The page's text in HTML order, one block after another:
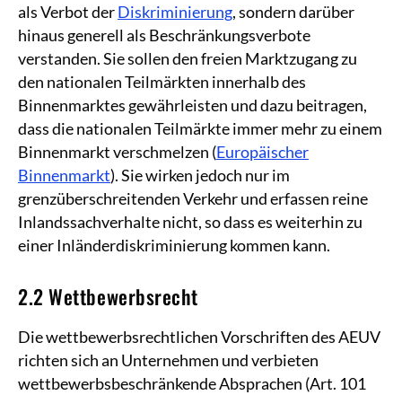
als Verbot derDiskriminierung, sondern darüber
hinaus generell als Beschränkungsverbote
verstanden. Sie sollen den freien Marktzugang zu
den nationalen Teilmärkten innerhalb des
Binnenmarktes gewährleisten und dazu beitragen,
dass die nationalen Teilmärkte immer mehr zu einem
Binnenmarkt verschmelzen (Europäischer
Binnenmarkt). Sie wirken jedoch nur im
grenzüberschreitenden Verkehr und erfassen reine
Inlandssachverhalte nicht, so dass es weiterhin zu
einer Inländerdiskriminierung kommen kann.
2.2 Wettbewerbsrecht
Die wettbewerbsrechtlichen Vorschriften des AEUV
richten sich an Unternehmen und verbieten
wettbewerbsbeschränkende Absprachen (Art. 101